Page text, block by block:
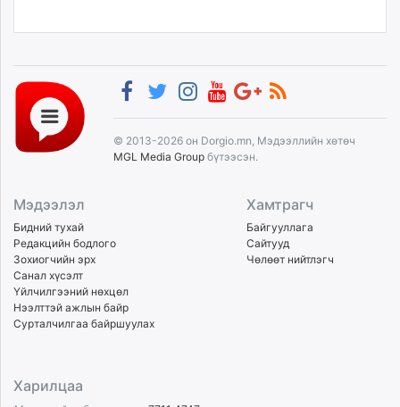
© 2013-2026 он Dorgio.mn, Мэдээллийн хөтөч
MGL Media Group бүтээсэн.
Мэдээлэл
Бидний тухай
Редакцийн бодлого
Зохиогчийн эрх
Санал хүсэлт
Үйлчилгээний нөхцөл
Нээлттэй ажлын байр
Сурталчилгаа байршуулах
Хамтрагч
Байгууллага
Сайтууд
Чөлөөт нийтлэгч
Харилцаа